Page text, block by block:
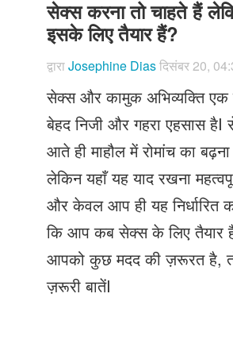
Just Poocho
संपर्क करें
सेक्स करना तो चाहते हैं
इसके लिए तैयार हैं?
द्वाराJosephine Diasदिसंबर 20,
सेक्स और कामुक अभिव्यक्ति
बेहद निजी और गहरा एहसास हैI
आते ही माहौल में रोमांच का बढ़ना
लेकिन यहाँ यह याद रखना
और केवल आप ही यह
कि आप कब सेक्स के लिए तैयार
आपको कुछ मदद की ज़रूरत है,
ज़रूरी बातेंI